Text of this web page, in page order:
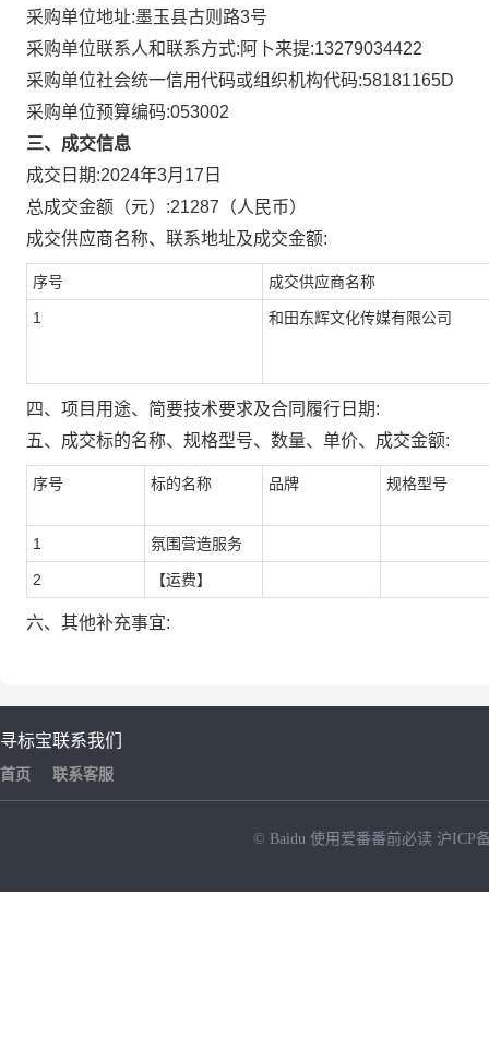
采购单位地址:墨玉县古则路3号
采购单位联系人和联系方式: 阿卜来提:13279034422
采购单位社会统一信用代码或组织机构代码:58181165D
采购单位预算编码:053002
三、成交信息
成交日期:2024年3月17日
总成交金额（元）:21287 （人民币）
成交供应商名称、联系地址及成交金额:
序号 成交供应商名称
1 和田东辉文化传媒有限公司
四、项目用途、简要技术要求及合同履行日期:
五、成交标的名称、规格型号、数量、单价、成交金额:
序号 标的名称 品牌 规格型号
1 氛围营造服务
2 【运费】
六、其他补充事宜:
寻标宝
首页
联系我们
联系客服
© Baidu 使用爱番番前必读 沪ICP